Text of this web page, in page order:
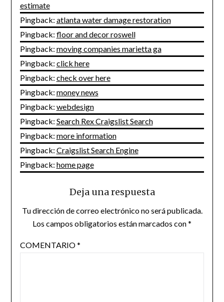
estimate
Pingback: atlanta water damage restoration
Pingback: floor and decor roswell
Pingback: moving companies marietta ga
Pingback: click here
Pingback: check over here
Pingback: money news
Pingback: webdesign
Pingback: Search Rex Craigslist Search
Pingback: more information
Pingback: Craigslist Search Engine
Pingback: home page
Deja una respuesta
Tu dirección de correo electrónico no será publicada.
Los campos obligatorios están marcados con*
COMENTARIO*